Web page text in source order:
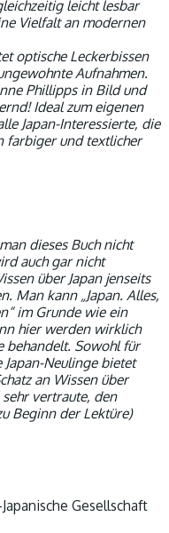
leicht lesbar
Vielfalt an modernen
optische Leckerbissen
Aufnahmen.
Phillipps in Bild und
Ideal zum eigenen
Japan-Interessierte, die
farbiger und textlicher
dieses Buch nicht
auch gar nicht
über Japan jenseits
Man kann „Japan. Alles,
im Grunde wie ein
hier werden wirklich
behandelt. Sowohl für
Japan-Neulinge bietet
an Wissen über
vertraute, den
Beginn der Lektüre)
Gesellschaft